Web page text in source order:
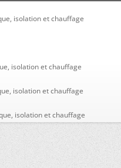
isolation et chauffage
isolation et chauffage
isolation et chauffage
isolation et chauffage